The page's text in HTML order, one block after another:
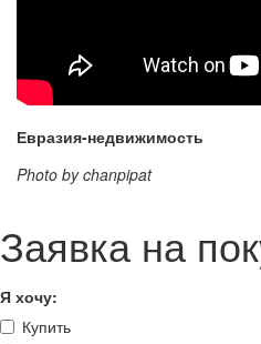
Евразия-недвижимость
Photo by chanpipat
Заявка на
Я хочу:
Купить